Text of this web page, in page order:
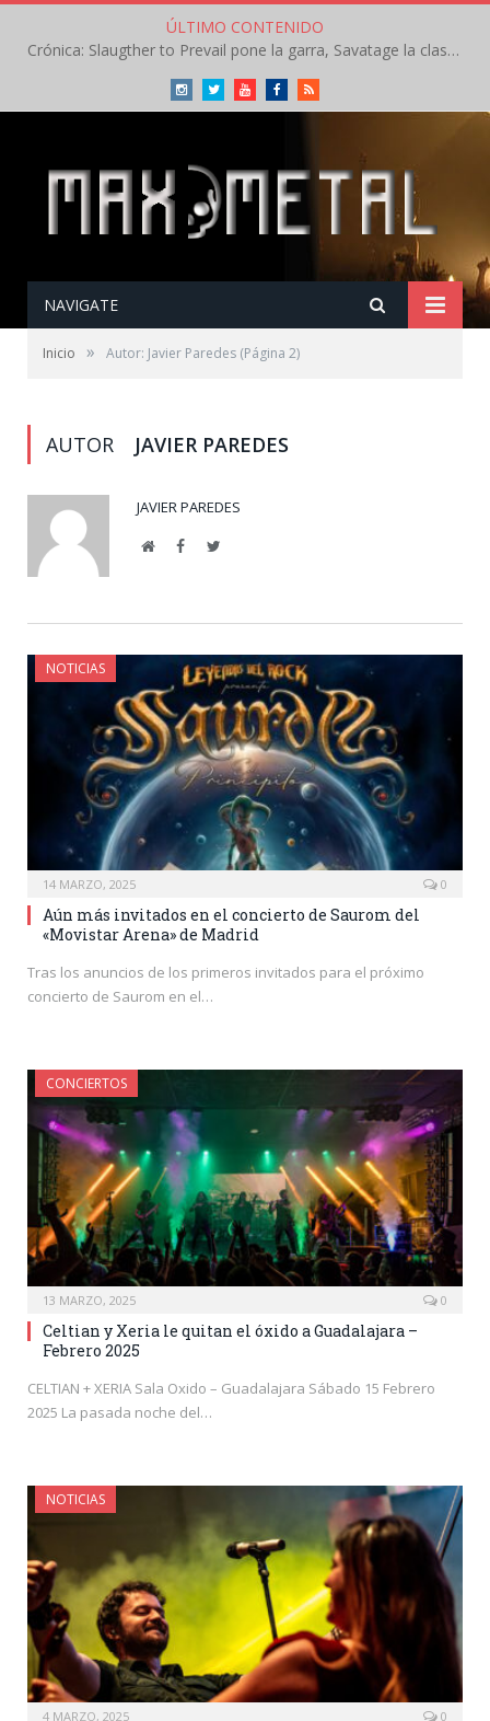
ÚLTIMO CONTENIDO
Crónica: Slaugther to Prevail pone la garra, Savatage la clase en la apertura del Leyendas del Rock – Miércoles – Agosto 2026
InstagramTwitterYoutubeFacebookRSS
NAVIGATE
Inicio » Autor: Javier Paredes (Página 2)
AUTOR JAVIER PAREDES
JAVIER PAREDES
WebsiteFacebookTwitter
NOTICIAS
14 MARZO, 2025 0
Aún más invitados en el concierto de Saurom del
«Movistar Arena» de Madrid
Tras los anuncios de los primeros invitados para el próximo
concierto de Saurom en el…
CONCIERTOS
13 MARZO, 2025 0
Celtian y Xeria le quitan el óxido a Guadalajara –
Febrero 2025
CELTIAN + XERIA Sala Oxido – Guadalajara Sábado 15 Febrero
2025 La pasada noche del…
NOTICIAS
4 MARZO, 2025 0